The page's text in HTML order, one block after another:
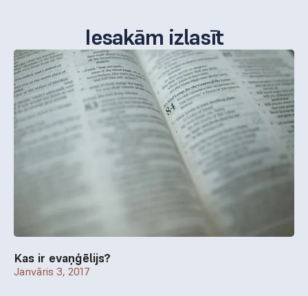
Iesakām izlasīt
Kas ir evaņģēlijs?
Janvāris 3, 2017